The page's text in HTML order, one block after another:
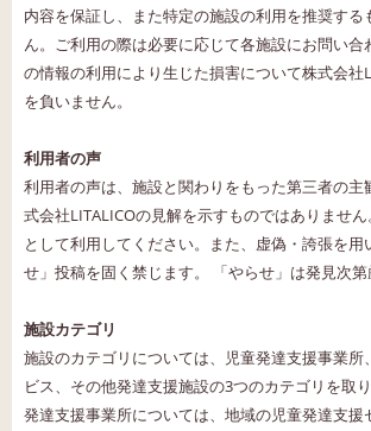
内容を保証し、また特定の施設の利用を推奨する
ん。ご利用の際は必要に応じて各施設にお問い合
の情報の利用により生じた損害について株式会社
を負いません。
利用者の声
利用者の声は、施設と関わりをもった第三者の主
式会社LITALICOの見解を示すものではありませ
として利用してください。また、虚偽・誇張を用
せ」投稿を固く禁じます。 「やらせ」は発見次第
施設カテゴリ
施設のカテゴリについては、児童発達支援事業所
ビス、その他発達支援施設の3つのカテゴリを取
発達支援事業所については、地域の児童発達支援